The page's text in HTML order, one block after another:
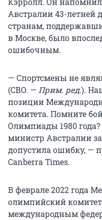
Австралии 43-летней
странам,
в Москве, было
ошибочным.
— Спортсмены не
(СВО. — Прим. ред.).
позиции
комитета. Помните
Олимпиады 1980
министр Австралии
допустила ошибку, —
Canberra Times.
В феврале 2022 года
олимпийский
международным